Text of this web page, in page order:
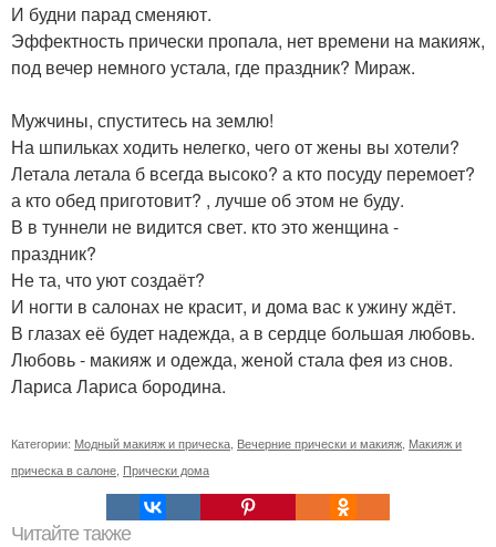
И будни парад сменяют.
Эффектность прически пропала, нет времени на макияж,
под вечер немного устала, где праздник? Мираж.
Мужчины, спуститесь на землю!
На шпильках ходить нелегко, чего от жены вы хотели?
Летала летала б всегда высоко? а кто посуду перемоет?
а кто обед приготовит? , лучше об этом не буду.
В в туннели не видится свет. кто это женщина -
праздник?
Не та, что уют создаёт?
И ногти в салонах не красит, и дома вас к ужину ждёт.
В глазах её будет надежда, а в сердце большая любовь.
Любовь - макияж и одежда, женой стала фея из снов.
Лариса Лариса бородина.
Категории: Модный макияж и прическа, Вечерние прически и макияж, Макияж и
прическа в салоне, Прически дома
Читайте также